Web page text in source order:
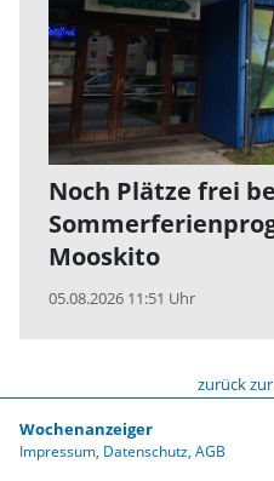
Noch Plätze frei
Mooskito
05.08.2026 11:51 Uhr
zurück
Wochenanzeiger
Impressum Datenschutz AGB